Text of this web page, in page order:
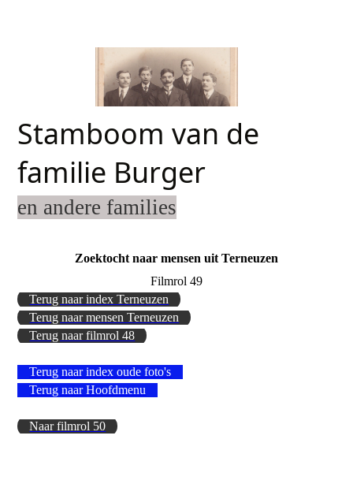
Stamboom van de
familie Burger
en andere families
Zoektocht naar mensen uit Terneuzen
Filmrol 49
Terug naar index Terneuzen
Terug naar mensen Terneuzen
Terug naar filmrol 48
Terug naar index oude foto's
Terug naar Hoofdmenu
Naar filmrol 50